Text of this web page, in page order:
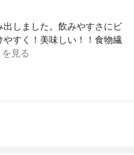
しました。飲みやすさにビ
すく！美味しい！！食物繊
見る